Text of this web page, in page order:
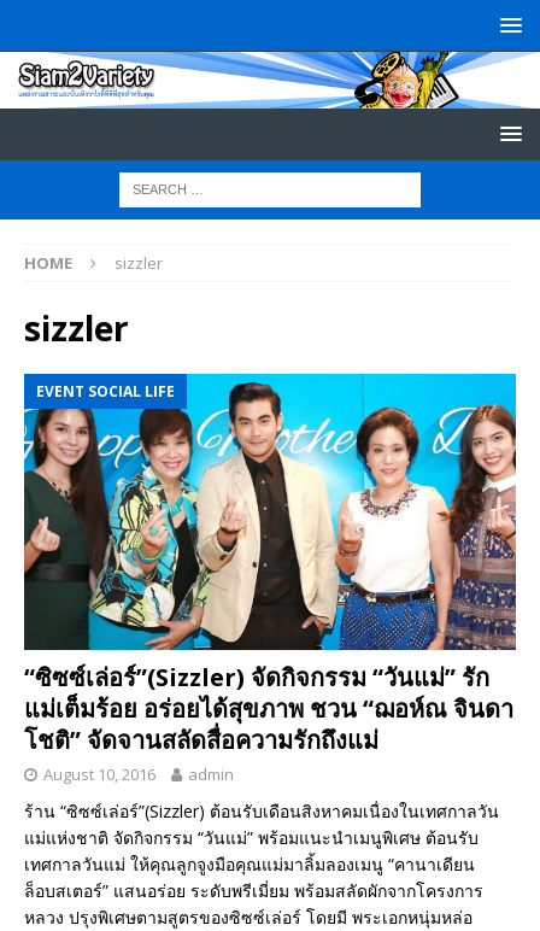
HOME sizzler
sizzler
EVENT SOCIAL LIFE
“ซิซซ์เล่อร์”(Sizzler) จัดกิจกรรม “วันแม่” รัก
แม่เต็มร้อย อร่อยได้สุขภาพ ชวน “ฌอห์ณ จินดา
โชติ” จัดจานสลัดสื่อความรักถึงแม่
August 10, 2016 admin
ร้าน “ซิซซ์เล่อร์”(Sizzler) ต้อนรับเดือนสิงหาคมเนื่องในเทศกาลวัน
แม่แห่งชาติ จัดกิจกรรม “วันแม่” พร้อมแนะนำเมนูพิเศษ ต้อนรับ
เทศกาลวันแม่ ให้คุณลูกจูงมือคุณแม่มาลิ้มลองเมนู “คานาเดียน
ล็อบสเตอร์” แสนอร่อย ระดับพรีเมี่ยม พร้อมสลัดผักจากโครงการ
หลวง ปรุงพิเศษตามสูตรของซิซซ์เล่อร์ โดยมี พระเอกหนุ่มหล่อ